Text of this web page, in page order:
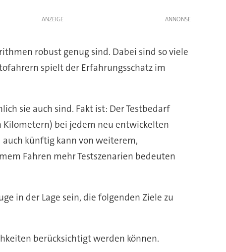
ANZEIGE
robust genug sind. Dabei sind so viele
spielt der Erfahrungsschatz im
sie auch sind. Fakt ist: Der Testbedarf
Kilometern) bei jedem neu entwickelten
auch künftig kann von weiterem,
Fahren mehr Testszenarien bedeuten
in der Lage sein, die folgenden Ziele zu
berücksichtigt werden können.